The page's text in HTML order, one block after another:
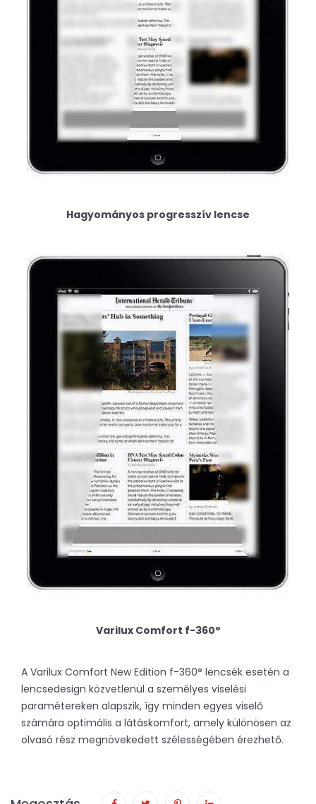
Hagyományos progresszív lencse
Varilux Comfort f-360°
A Varilux Comfort New Edition f-360° lencsék esetén a
lencsedesign közvetlenül a személyes viselési
paramétereken alapszik, így minden egyes viselő
számára optimális a látáskomfort, amely különösen az
olvasó rész megnövekedett szélességében érezhető.